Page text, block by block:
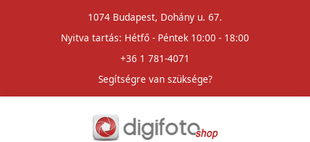
1074 Budapest, Dohány u. 67.
Nyitva tartás: Hétfő - Péntek 10:00 - 18:00
+36 1 781-4071
Segítségre van szüksége?